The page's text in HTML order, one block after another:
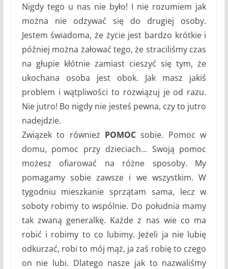
Nigdy tego u nas nie było! I nie rozumiem jak
można nie odzywać się do drugiej osoby.
Jestem świadoma, że życie jest bardzo krótkie i
później można żałować tego, że straciliśmy czas
na głupie kłótnie zamiast cieszyć się tym, że
ukochana osoba jest obok. Jak masz jakiś
problem i wątpliwości to rozwiązuj je od razu.
Nie jutro! Bo nigdy nie jesteś pewna, czy to jutro
nadejdzie.
Związek to również POMOCsobie. Pomoc w
domu, pomoc przy dzieciach… Swoją pomoc
możesz ofiarować na różne sposoby. My
pomagamy sobie zawsze i we wszystkim. W
tygodniu mieszkanie sprzątam sama, lecz w
soboty robimy to wspólnie. Do południa mamy
tak zwaną generalkę. Każde z nas wie co ma
robić i robimy to co lubimy. Jeżeli ja nie lubię
odkurzać, robi to mój mąż, ja zaś robię to czego
on nie lubi. Dlatego nasze jak to nazwaliśmy